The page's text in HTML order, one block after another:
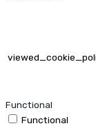
Functional
Functional